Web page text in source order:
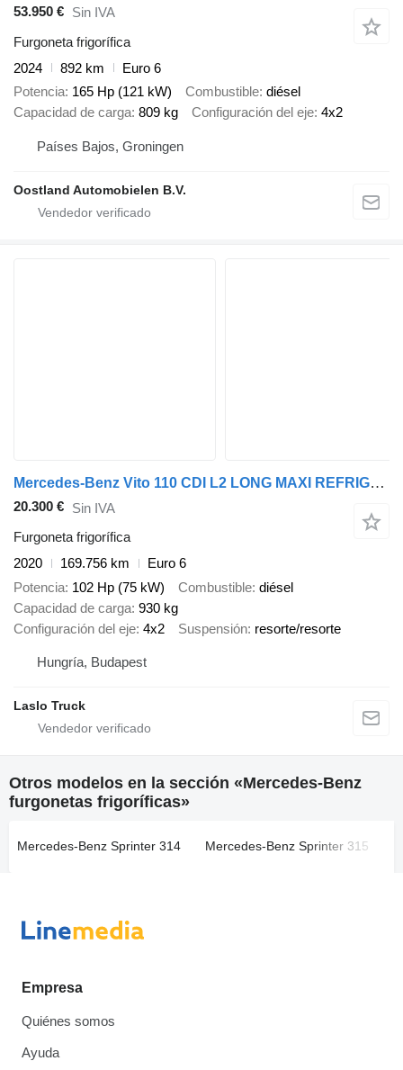
53.950 € Sin IVA
Furgoneta frigorífica
2024
892 km
Euro 6
Potencia 165 Hp (121 kW) Combustible diésel
Capacidad de carga 809 kg Configuración del eje 4x2
Países Bajos, Groningen
Oostland Automobielen B.V.
Mercedes-Benz Vito 110 CDI L2 LONG MAXI REFRIGERATOR BOX
20.300 € Sin IVA
Furgoneta frigorífica
2020
169.756 km
Euro 6
Potencia 102 Hp (75 kW) Combustible diésel
Capacidad de carga 930 kg
Configuración del eje 4x2 Suspensión resorte/resorte
Hungría, Budapest
Laslo Truck
Otros modelos en la sección «Mercedes-Benz
furgonetas frigoríficas»
Mercedes-Benz Sprinter 314 Mercedes-Benz Sprinter 315
Empresa
Quiénes somos
Ayuda